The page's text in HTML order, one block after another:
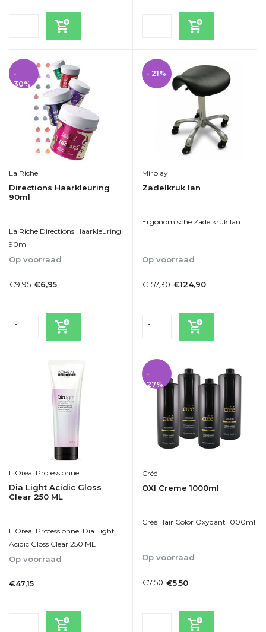
-
30%
La Riche
Directions Haarkleuring
90ml
La Riche Directions Haarkleuring
90ml
Op voorraad
€9,95 €6,95
- 21%
Mirplay
Zadelkruk Ian
Ergonomische Zadelkruk Ian
Op voorraad
€157,30 €124,90
L'Oréal Professionnel
Dia Light Acidic Gloss
Clear 250 ML
L'Oreal Professionnel Dia Light
Acidic Gloss Clear 250 ML
Op voorraad
€47,15
-
27%
Créé
OXI Creme 1000ml
Créé Hair Color Oxydant 1000ml
Op voorraad
€7,50 €5,50